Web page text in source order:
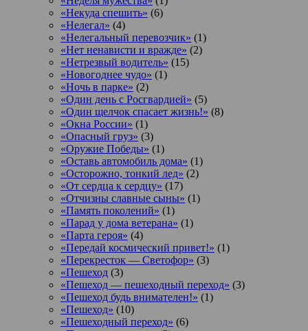
«Некуда спешить» (6)
«Нелегал» (4)
«Нелегальный перевозчик» (1)
«Нет ненависти и вражде» (2)
«Нетрезвый водитель» (15)
«Новогоднее чудо» (1)
«Ночь в парке» (2)
«Один день с Росгвардией» (5)
«Один щелчок спасает жизнь!» (8)
«Окна России» (1)
«Опасный груз» (3)
«Оружие Победы» (1)
«Оставь автомобиль дома» (1)
«Осторожно, тонкий лед» (2)
«От сердца к сердцу» (17)
«Отчизны славные сыны» (1)
«Память поколений» (1)
«Парад у дома ветерана» (1)
«Парта героя» (4)
«Передай космический привет!» (1)
«Перекресток — Светофор» (3)
«Пешеход (3)
«Пешеход — пешеходный переход» (3)
«Пешеход будь внимателен!» (1)
«Пешеход» (10)
«Пешеходный переход» (6)